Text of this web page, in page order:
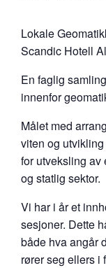
Lokale
Scandic Hotell
En faglig
innenfor
Målet med
viten og
for utveksling av
og statlig sektor.
Vi har i år et
sesjoner. Dette
både hva angår
rører seg ellers i